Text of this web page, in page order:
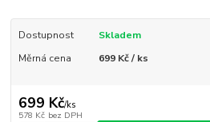
Dostupnost
Skladem
Měrná cena
699 Kč / ks
699 Kč/ks
578 Kč bez DPH